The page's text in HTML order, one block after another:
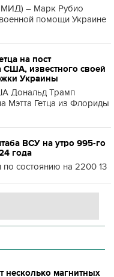
МИД) – Марк Рубио
помощи Украине
на пост
США, известного своей
Украины
Дональд Трамп
Мэтта Гетца из Флориды
ВСУ на утро 995-го
года
состоянию на 2200 13
несколько магнитных